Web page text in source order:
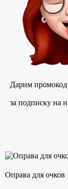
Дарим
за подписку на
Оправа для